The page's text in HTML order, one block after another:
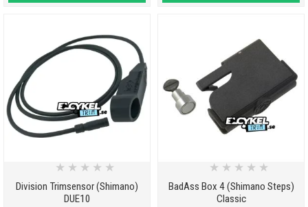
Division Trimsensor (Shimano)
DUE10
★ ★ ★ ★ ★
BadAss Box 4 (Shimano Steps)
Classic
★ ★ ★ ★ ★